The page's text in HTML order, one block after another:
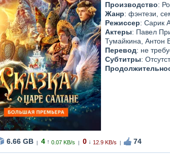
Производство:
Жанр: фэнтези,
Режиссер: Сарик
Актеры: Павел
Тумайкина, Антон
Перевод: не
Субтитры:
6.66 GB 4 ↑ 0.07 KB/s 0 ↓ 12.9 KB/s 74